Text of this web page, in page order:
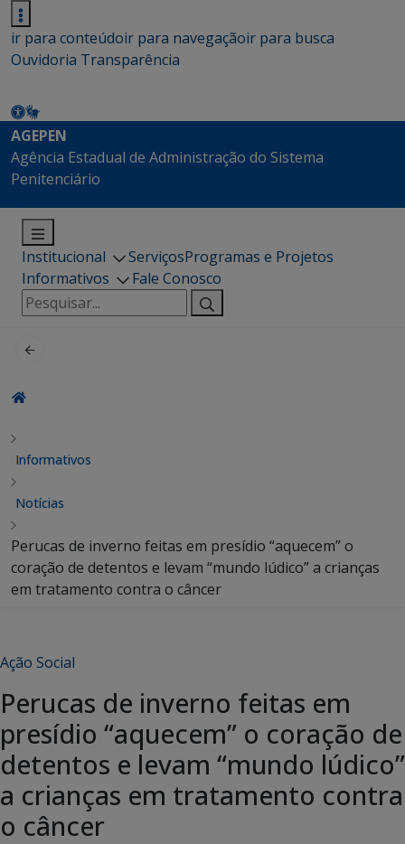
ir para conteúdoir para navegaçãoir para busca
Ouvidoria Transparência
AGEPEN
Agência Estadual de Administração do Sistema
Penitenciário
Institucional ServiçosProgramas e Projetos
Informativos
Fale Conosco
Pesquisar
por:
Informativos
Notícias
Perucas de inverno feitas em presídio “aquecem” o
coração de detentos e levam “mundo lúdico” a crianças
em tratamento contra o câncer
Ação Social
Perucas de inverno feitas em
presídio “aquecem” o coração de
detentos e levam “mundo lúdico”
a crianças em tratamento contra
o câncer